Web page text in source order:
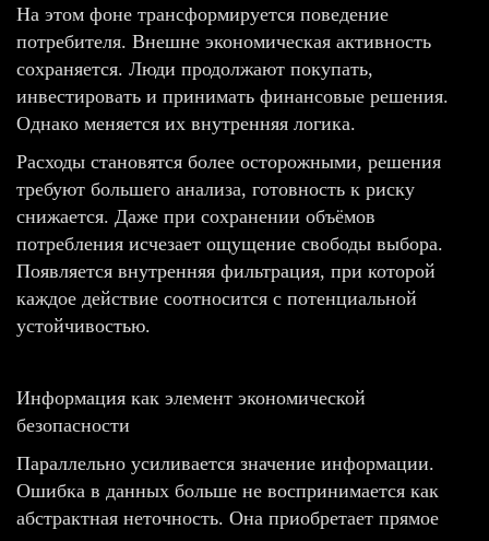
На этом фоне трансформируется поведение
потребителя. Внешне экономическая активность
сохраняется. Люди продолжают покупать,
инвестировать и принимать финансовые решения.
Однако меняется их внутренняя логика.
Расходы становятся более осторожными, решения
требуют большего анализа, готовность к риску
снижается. Даже при сохранении объёмов
потребления исчезает ощущение свободы выбора.
Появляется внутренняя фильтрация, при которой
каждое действие соотносится с потенциальной
устойчивостью.
Информация как элемент экономической
безопасности
Параллельно усиливается значение информации.
Ошибка в данных больше не воспринимается как
абстрактная неточность. Она приобретает прямое